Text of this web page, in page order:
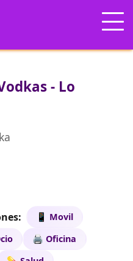
- Lo
📱 Movil
🖨️ Oficina